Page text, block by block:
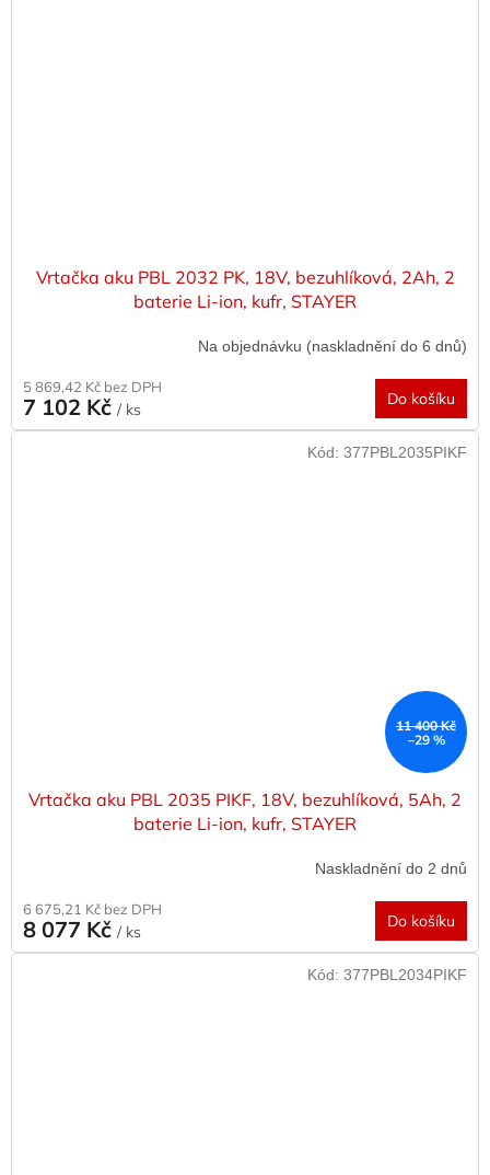
Vrtačka aku PBL 2032 PK, 18V, bezuhlíková, 2Ah, 2
baterie Li-ion, kufr, STAYER
Na objednávku (naskladnění do 6 dnů)
5 869,42 Kč bez DPH
7 102 Kč / ks
Do košíku
11 400 Kč
–29 %
Vrtačka aku PBL 2035 PIKF, 18V, bezuhlíková, 5Ah, 2
baterie Li-ion, kufr, STAYER
Naskladnění do 2 dnů
6 675,21 Kč bez DPH
8 077 Kč / ks
Do košíku
Kód: 377PBL2035PIKF
Kód: 377PBL2034PIKF